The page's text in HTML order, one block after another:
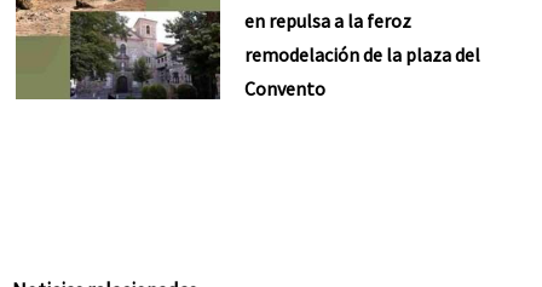
en repulsa a la feroz
remodelación de la plaza del
Convento